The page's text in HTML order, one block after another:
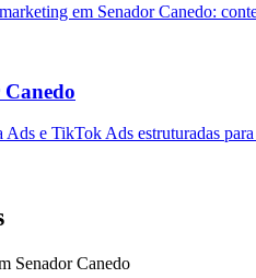
em Senador Canedo:
Canedo
Ads e TikTok Ads estruturadas
Senador Canedo